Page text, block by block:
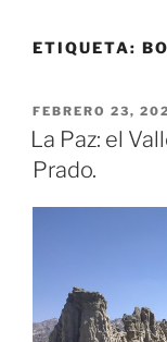
ETIQUETA:
PUBLICADO
EL
FEBRERO 23,
La Paz: el
Prado.